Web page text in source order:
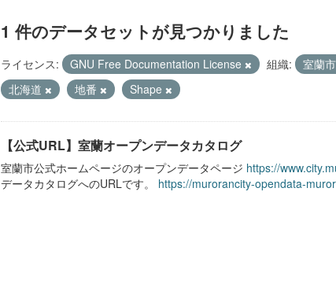
1 件のデータセットが見つかりました
ライセンス: GNU Free Documentation License 組織: 室蘭市
北海道
地番 Shape
【公式URL】室蘭オープンデータカタログ
室蘭市公式ホームページのオープンデータページ https://
データカタログへのURLです。 https://murorancity-opendata-